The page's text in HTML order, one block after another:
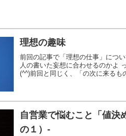
理想の趣味
前回の記事で「理想の仕事」につ
人の書いた妄想に合わせるのかよ
(^^)前回と同じく、「の次に来るも
自営業で悩むこと「値決
の１）-